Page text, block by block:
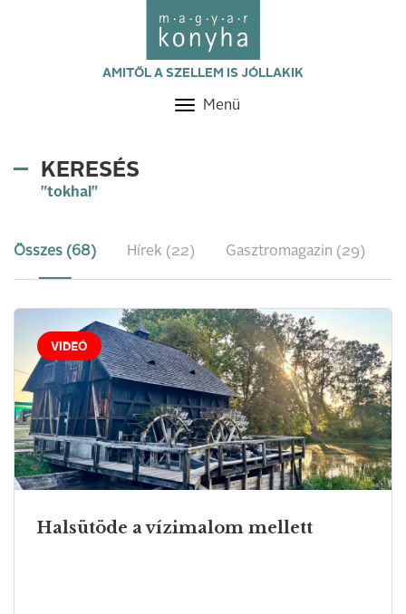
AMITŐL A SZELLEM IS JÓLLAKIK
Toggle
Menü
KERESÉS
"tokhal"
Összes (68) Hírek (22) Gasztromagazin (29)
VIDEÓ
Halsütöde a vízimalom mellett